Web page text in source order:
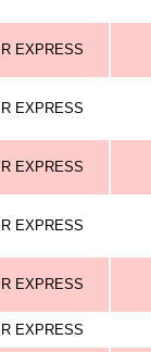
EXPRESS
EXPRESS
EXPRESS
EXPRESS
EXPRESS
EXPRESS